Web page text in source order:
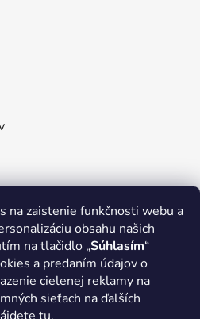
na zaistenie funkčnosti webu a
obsahu našich
na tlačidlo „Súhlasím“
a predaním údajov o
cielenej reklamy na
sieťach na ďalších